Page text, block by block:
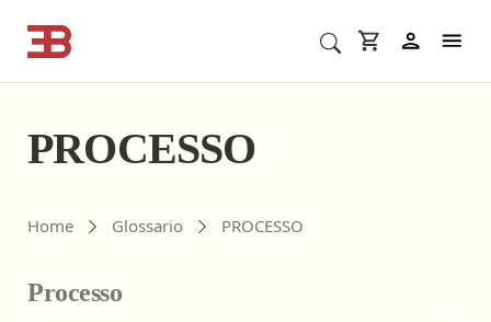
Cerca corsi ECM o altro
PROCESSO
Home Glossario PROCESSO
Processo